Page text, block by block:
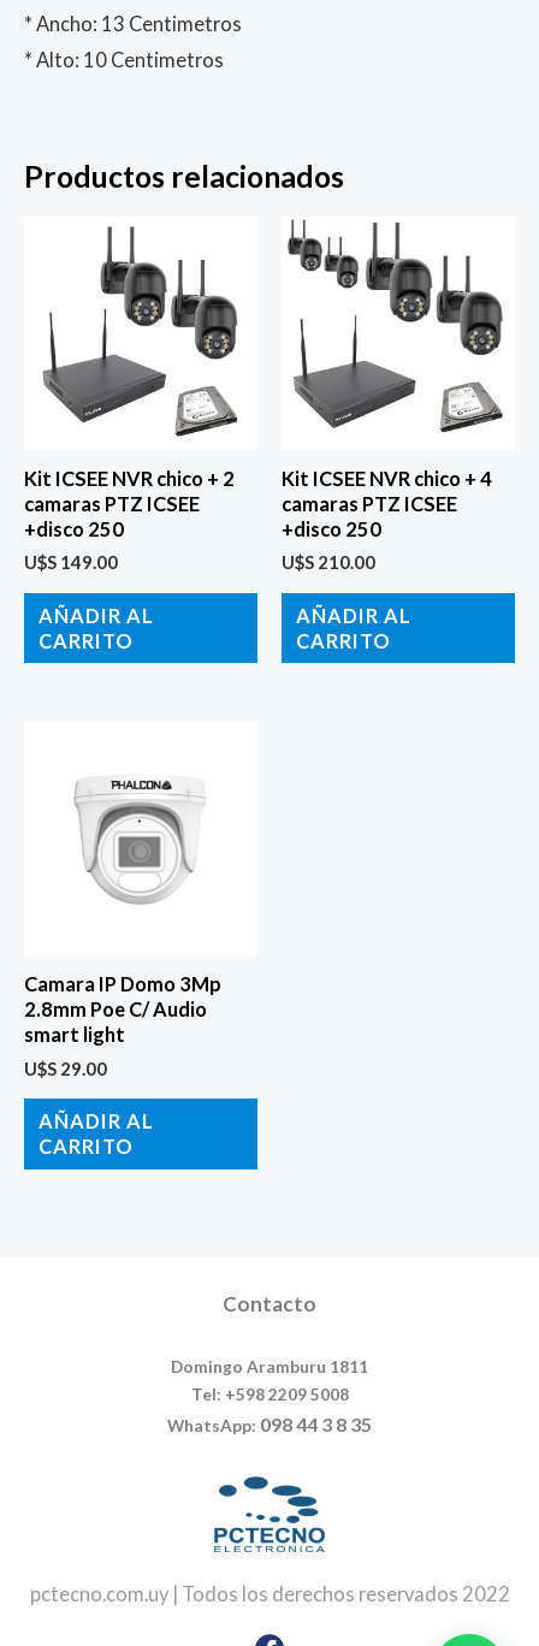
* Ancho: 13 Centimetros
* Alto: 10 Centimetros
Productos relacionados
Kit ICSEE NVR chico + 2
camaras PTZ ICSEE
+disco 250
U$S 149.00
AÑADIR AL
CARRITO
Kit ICSEE NVR chico + 4
camaras PTZ ICSEE
+disco 250
U$S 210.00
AÑADIR AL
CARRITO
Camara IP Domo 3Mp
2.8mm Poe C/ Audio
smart light
U$S 29.00
AÑADIR AL
CARRITO
Contacto
Domingo Aramburu 1811
Tel: +598 2209 5008
WhatsApp: 098 44 3 8 35
pctecno.com.uy | Todos los derechos reservados 2022
Facebook
Instagram